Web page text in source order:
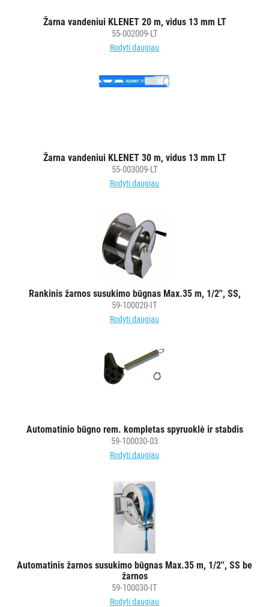
Žarna vandeniui KLENET 20 m, vidus 13 mm LT
55-002009-LT
Rodyti daugiau
Žarna vandeniui KLENET 30 m, vidus 13 mm LT
55-003009-LT
Rodyti daugiau
Rankinis žarnos susukimo būgnas Max.35 m, 1/2'', SS,
59-100020-IT
Rodyti daugiau
Automatinio būgno rem. kompletas spyruoklė ir stabdis
59-100030-03
Rodyti daugiau
Automatinis žarnos susukimo būgnas Max.35 m, 1/2'', SS be
žarnos
59-100030-IT
Rodyti daugiau